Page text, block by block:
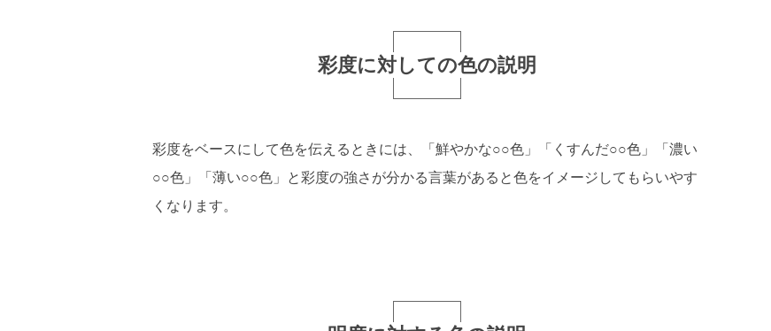
彩度に対しての色の説明
彩度をベースにして色を伝えるときには、「鮮やかな○○色」「くすんだ○○色」「濃い
○○色」「薄い○○色」と彩度の強さが分かる言葉があると色をイメージしてもらいやす
くなります。